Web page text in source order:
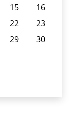
15
16
22
23
29
30